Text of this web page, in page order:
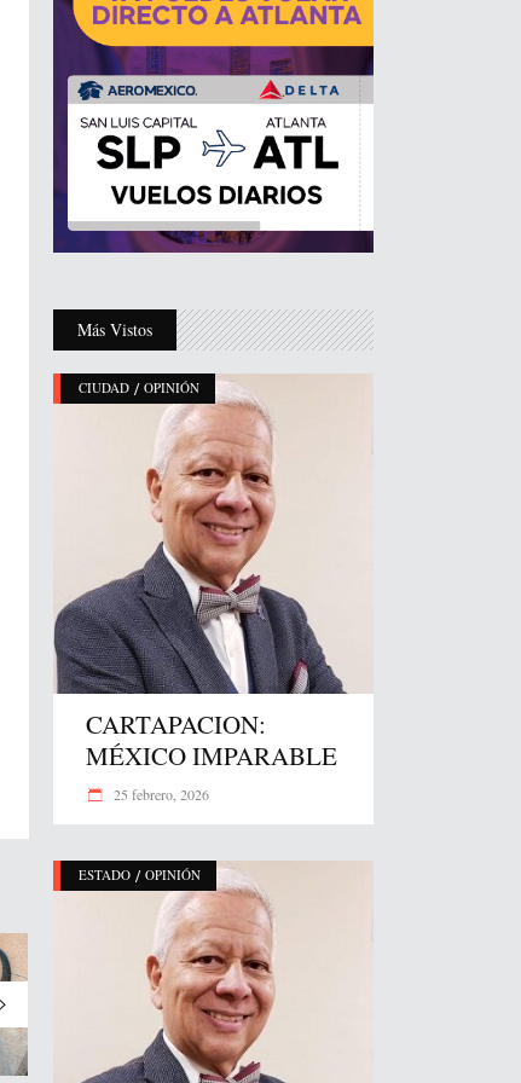
Más Vistos
CIUDAD / OPINIÓN
CARTAPACION:
MÉXICO IMPARABLE
25 febrero, 2026
ESTADO / OPINIÓN